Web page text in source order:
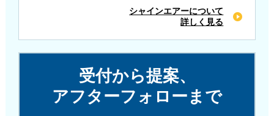
シャインエアーについて
詳しく見る
受付から提案、
アフターフォローまで